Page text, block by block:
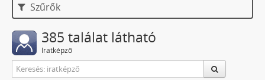
Szűrők
385 találat látható
Iratképző